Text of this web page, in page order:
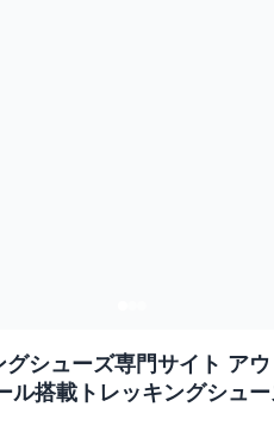
グシューズ専門サイト ア
ル搭載トレッキングシュ